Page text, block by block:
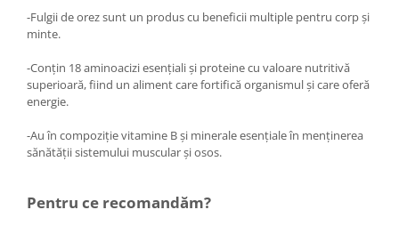
Migrene
Parazitoză digestivă
Pediatrie
Piele, par si unghii
Pneumonie
Prostatită
-Fulgii de orez sunt un produs cu beneficii multiple pentru corp și
minte.
-Conțin 18 aminoacizi esențiali și proteine cu valoare nutritivă
superioară, fiind un aliment care fortifică organismul și care oferă
energie.
-Au în compoziție vitamine B și minerale esențiale în menținerea
sănătății sistemului muscular și osos.
Pentru ce recomandăm?